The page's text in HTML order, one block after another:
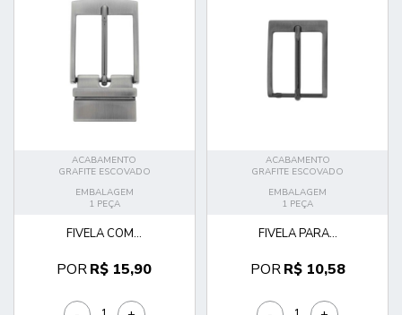
ACABAMENTO
GRAFITE ESCOVADO
EMBALAGEM
1 PEÇA
FIVELA COM...
PORR$ 15,90
ACABAMENTO
GRAFITE ESCOVADO
EMBALAGEM
1 PEÇA
FIVELA PARA...
PORR$ 10,58